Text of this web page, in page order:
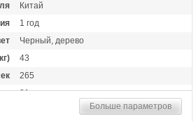
Китай
1 год
Черный, дерево
43
265
81
11 дюймов (28 см)Больше параметров